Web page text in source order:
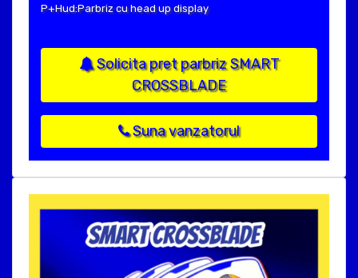
P+Hud:Parbriz cu head up display
Solicita pret parbriz SMART
CROSSBLADE
Suna vanzatorul